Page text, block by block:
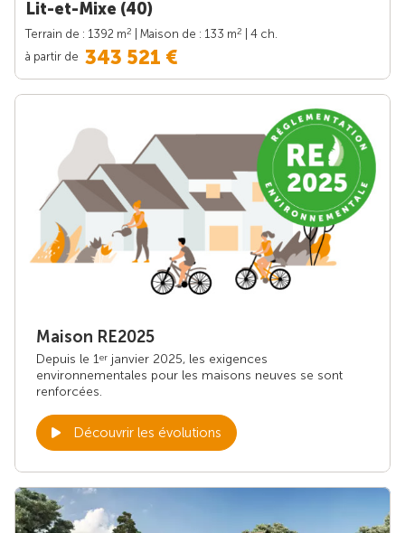
Lit-et-Mixe (40)
Terrain de : 1392 m2 | Maison de : 133 m2
| 4 ch.
à partir de 343 521 €
Maison RE2025
Depuis le 1er janvier 2025, les exigences
environnementales pour les maisons neuves se sont
renforcées.
Découvrir les évolutions